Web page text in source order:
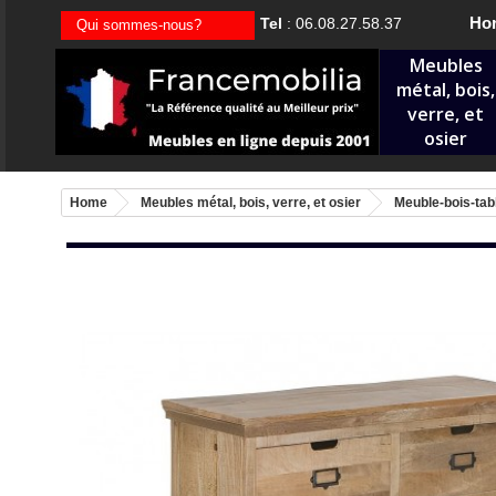
Qui sommes-nous? Tel : 06.08.27.58.37
Meubles
métal, bois,
verre, et
osier
Home Meubles métal, bois, verre, et osier Meuble-bois-